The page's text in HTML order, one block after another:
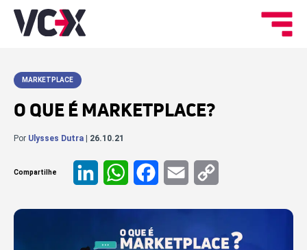
MARKETPLACE
O QUE É MARKETPLACE?
Por Ulysses Dutra | 26.10.21
Compartilhe